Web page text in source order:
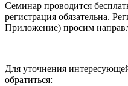
Семинар проводится
регистрация обязательна.
Приложение) просим
Для уточнения
обратиться: